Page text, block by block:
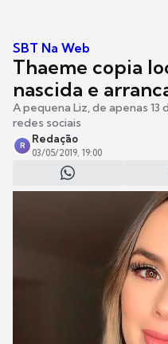
SBT Na Web
Thaeme copia
nascida e
A pequena Liz, de apenas
redes sociais
R
Redação
03/05/2019, 19:00